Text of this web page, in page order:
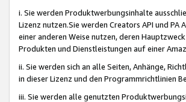
i. Sie werden Produktwerbungsinhalte
Lizenz nutzen.Sie werden Creators API und
einer anderen Weise nutzen, deren
Produkten und Dienstleistungen auf einer
ii. Sie werden sich an alle Seiten, Anhänge,
in dieser Lizenz und den Programmrichtlinien
iii. Sie werden alle genutzten